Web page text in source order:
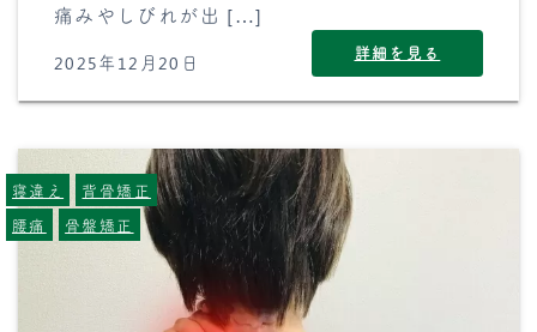
痛みやしびれが出 […]
2025年12月20日 詳細を見る
寝違え
背骨矯正
腰痛
骨盤矯正